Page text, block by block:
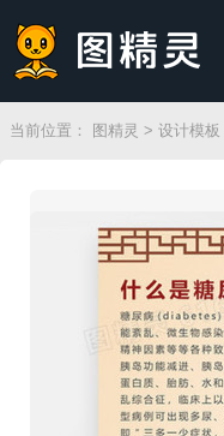
当前位置： 图精灵 > 设计模板